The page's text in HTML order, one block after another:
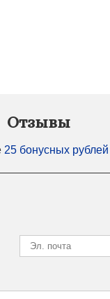
Отзывы
25 бонусных рублей